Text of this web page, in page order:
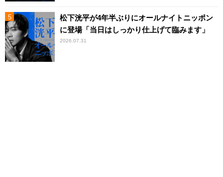
松下洸平が4年半ぶりにオールナイトニッポン
に登場「当日はしっかり仕上げて臨みます」
2026.07.31